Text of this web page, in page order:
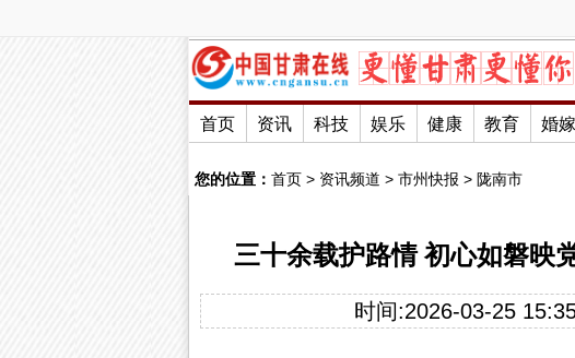
首页 资讯 科技 娱乐 健康 教育 婚嫁
您的位置： 首页 > 资讯频道 > 市州快报 > 陇南市
三十余载护路情 初心如磐
时间:2026-03-25